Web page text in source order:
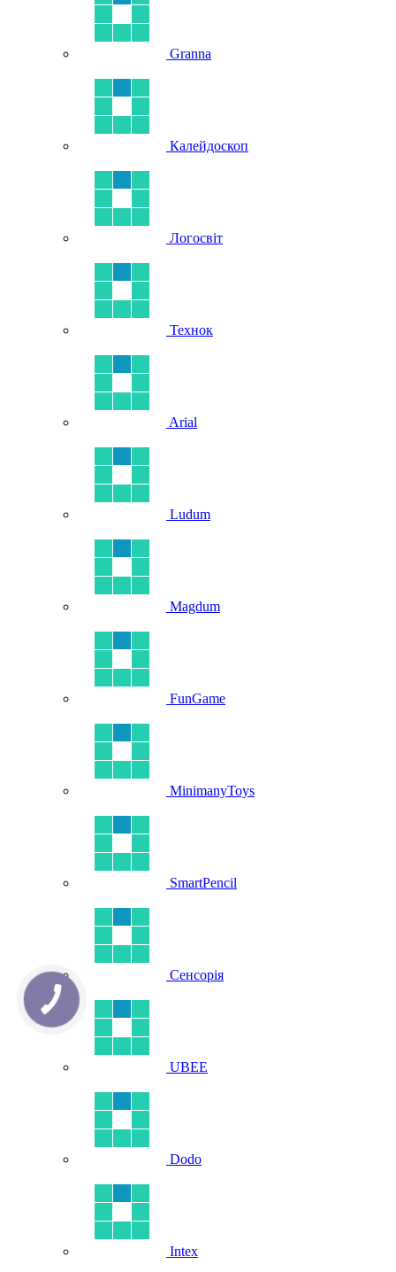
Granna
Калейдоскоп
Логосвіт
Технок
Arial
Ludum
Magdum
FunGame
MinimanyToys
SmartPencil
Сенсорія
UBEE
Dodo
Intex